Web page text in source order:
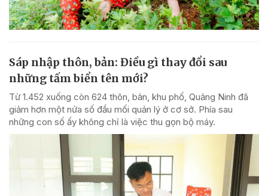
Sáp nhập thôn, bản: Điều gì thay đổi sau
những tấm biển tên mới?
Từ 1.452 xuống còn 624 thôn, bản, khu phố, Quảng Ninh đã
giảm hơn một nửa số đầu mối quản lý ở cơ sở. Phía sau
những con số ấy không chỉ là việc thu gọn bộ máy.